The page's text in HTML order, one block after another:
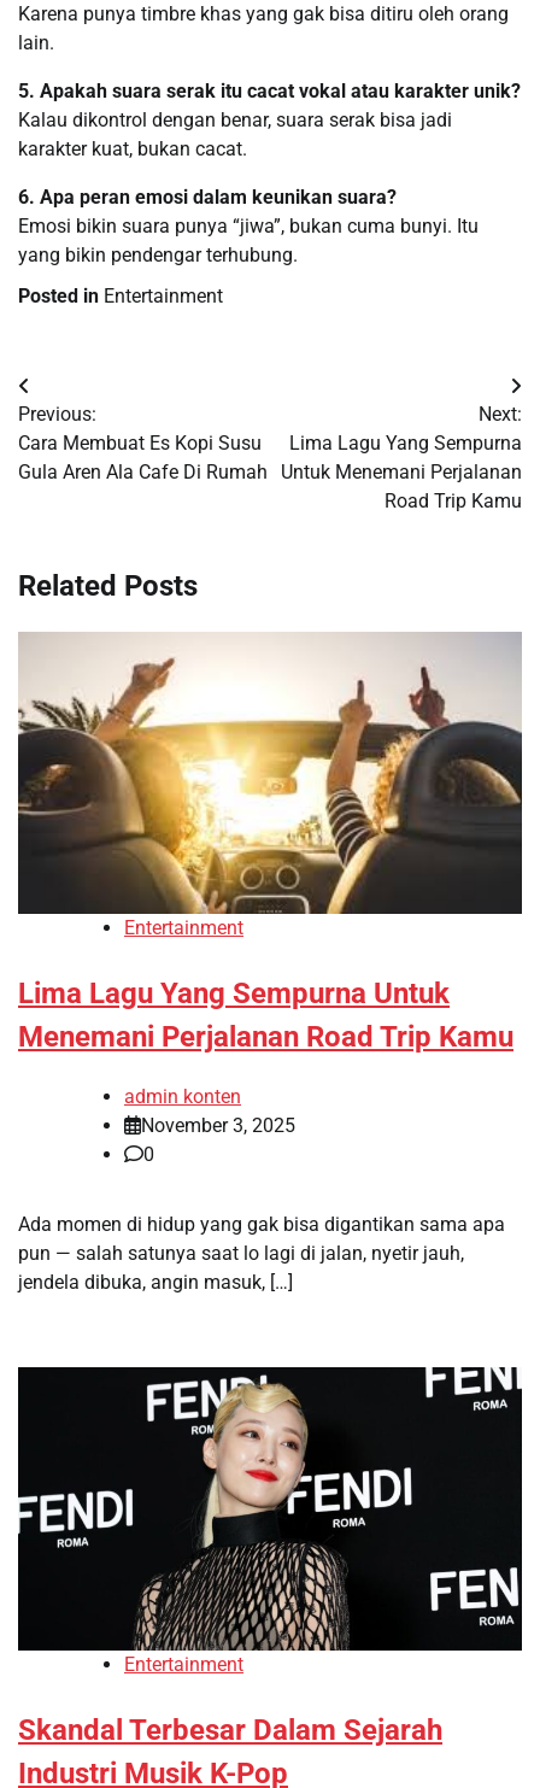
Karena punya timbre khas yang gak bisa ditiru oleh orang
lain.
5. Apakah suara serak itu cacat vokal atau karakter unik?
Kalau dikontrol dengan benar, suara serak bisa jadi
karakter kuat, bukan cacat.
6. Apa peran emosi dalam keunikan suara?
Emosi bikin suara punya “jiwa”, bukan cuma bunyi. Itu
yang bikin pendengar terhubung.
Posted in Entertainment
Navigasi
pos
Previous:
Cara Membuat Es Kopi Susu
Gula Aren Ala Cafe Di Rumah
Next:
Lima Lagu Yang Sempurna
Untuk Menemani Perjalanan
Road Trip Kamu
Related Posts
Entertainment
Lima Lagu Yang Sempurna Untuk
Menemani Perjalanan Road Trip Kamu
admin konten
November 3, 2025
0
Ada momen di hidup yang gak bisa digantikan sama apa
pun — salah satunya saat lo lagi di jalan, nyetir jauh,
jendela dibuka, angin masuk, […]
Entertainment
Skandal Terbesar Dalam Sejarah
Industri Musik K-Pop